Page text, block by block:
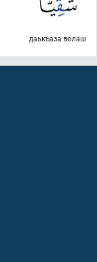
даькъаза волаш